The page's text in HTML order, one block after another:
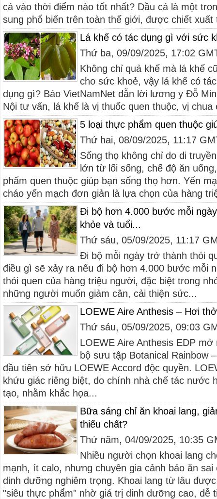
cá vào thời điểm nào tốt nhất? Dầu cá là một
sung phổ biến trên toàn thế giới, được chiết xuất
Lá khế có tác dụng gì với sức
Thứ ba, 09/09/2025, 17:02
Không chỉ quả khế mà lá khế
cho sức khoẻ, vậy lá khế có
dụng gì? Báo VietNamNet dẫn lời lương y Đỗ
Nội tư vấn, lá khế là vị thuốc quen thuộc, vị
5 loại thực phẩm quen thuộc
Thứ hai, 08/09/2025, 11:17
Sống thọ không chỉ do di
lớn từ lối sống, chế độ ăn
phẩm quen thuộc giúp bạn sống thọ hơn. Yến
cháo yến mạch đơn giản là lựa chọn của hàng
Đi bộ hơn 4.000 bước mỗi
khỏe và tuổi...
Thứ sáu, 05/09/2025, 11:17
Đi bộ mỗi ngày trở thành thói
điều gì sẽ xảy ra nếu đi bộ hơn 4.000 bước mỗi
thói quen của hàng triệu người, đặc biệt trong
những người muốn giảm cân, cải thiện sức...
LOEWE Aire Anthesis – Hơi
Thứ sáu, 05/09/2025, 09:03
LOEWE Aire Anthesis EDP
bộ sưu tập Botanical Rainbow
đầu tiên sở hữu LOEWE Accord độc quyền.
khứu giác riêng biệt, do chính nhà chế tác nước
tạo, nhằm khắc họa...
Bữa sáng chỉ ăn khoai lang,
thiếu chất?
Thứ năm, 04/09/2025, 10:35
Nhiều người chọn khoai lang
mạnh, ít calo, nhưng chuyên gia cảnh báo ăn
dinh dưỡng nghiêm trọng. Khoai lang từ lâu
"siêu thực phẩm" nhờ giá trị dinh dưỡng cao, dễ